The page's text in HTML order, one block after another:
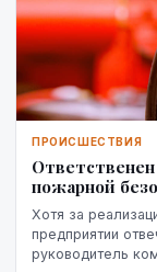
ПРОИСШЕСТВИЯ
пожарной
Хотя за
предприятии
руководитель